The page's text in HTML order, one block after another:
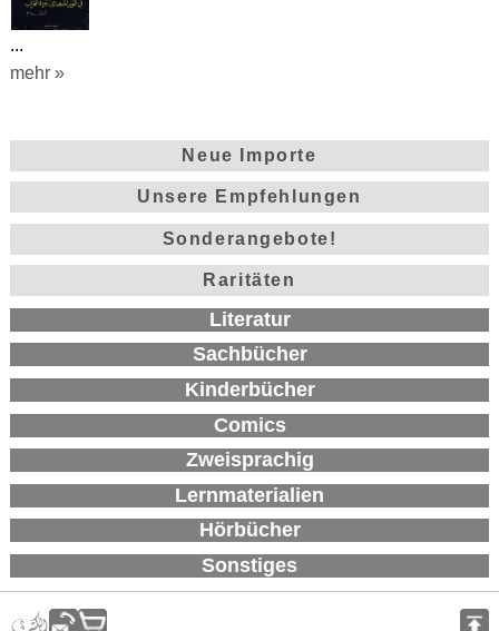
...
mehr »
Neue Importe
Unsere Empfehlungen
Sonderangebote!
Raritäten
Literatur
Sachbücher
Kinderbücher
Comics
Zweisprachig
Lernmaterialien
Hörbücher
Sonstiges